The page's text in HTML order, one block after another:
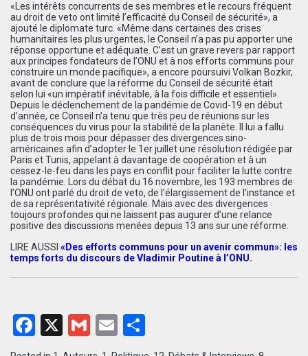
«Les intérêts concurrents de ses membres et le recours fréquent
au droit de veto ont limité l’efficacité du Conseil de sécurité», a
ajouté le diplomate turc. «Même dans certaines des crises
humanitaires les plus urgentes, le Conseil n’a pas pu apporter une
réponse opportune et adéquate. C’est un grave revers par rapport
aux principes fondateurs de l’ONU et à nos efforts communs pour
construire un monde pacifique», a encore poursuivi Volkan Bozkir,
avant de conclure que la réforme du Conseil de sécurité était
selon lui «un impératif inévitable, à la fois difficile et essentiel».
Depuis le déclenchement de la pandémie de Covid-19 en début
d’année, ce Conseil n’a tenu que très peu de réunions sur les
conséquences du virus pour la stabilité de la planète. Il lui a fallu
plus de trois mois pour dépasser des divergences sino-
américaines afin d’adopter le 1er juillet une résolution rédigée par
Paris et Tunis, appelant à davantage de coopération et à un
cessez-le-feu dans les pays en conflit pour faciliter la lutte contre
la pandémie. Lors du débat du 16 novembre, les 193 membres de
l’ONU ont parlé du droit de veto, de l’élargissement de l’instance et
de sa représentativité régionale. Mais avec des divergences
toujours profondes qui ne laissent pas augurer d’une relance
positive des discussions menées depuis 13 ans sur une réforme.
LIRE AUSSI «Des efforts communs pour un avenir commun»: les
temps forts du discours de Vladimir Poutine à l’ONU.
Facebook
X Gmail
Email